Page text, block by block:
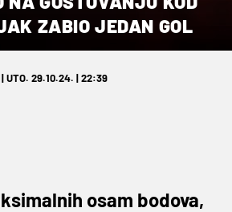
ZABIO JEDAN GOL
UTO. 29.10.24. | 22:39
osam bodova,